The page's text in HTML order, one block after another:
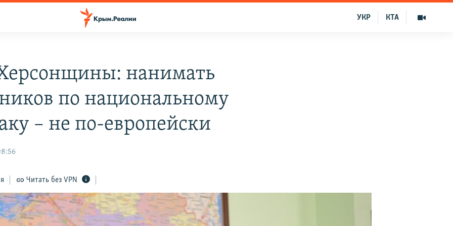
КТА
УКР
нанимать
по национальному
– не по-европейски
Читать без VPN